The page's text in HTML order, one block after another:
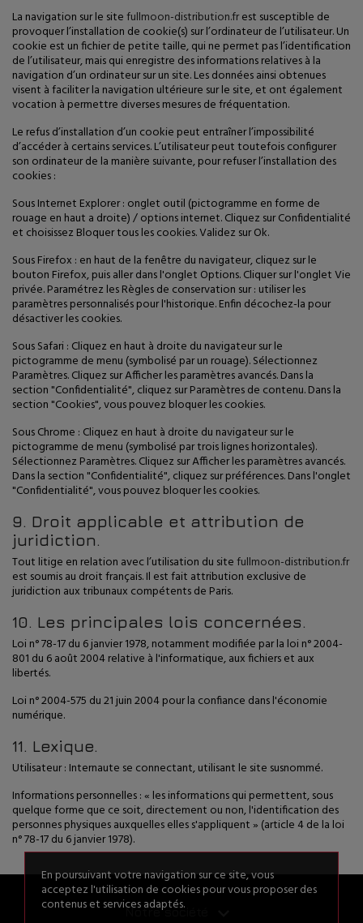
En poursuivant votre navigation sur ce site, vous
acceptez l'utilisation de cookies pour vous proposer des
contenus et services adaptés.
La navigation sur le sitefullmoon-distribution.frest susceptible de
provoquer l’installation de cookie(s) sur l’ordinateur de l’utilisateur. Un
cookie est un fichier de petite taille, qui ne permet pas l’identification
de l’utilisateur, mais qui enregistre des informations relatives à la
navigation d’un ordinateur sur un site. Les données ainsi obtenues
visent à faciliter la navigation ultérieure sur le site, et ont également
vocation à permettre diverses mesures de fréquentation.
Le refus d’installation d’un cookie peut entraîner l’impossibilité
d’accéder à certains services. L’utilisateur peut toutefois configurer
son ordinateur de la manière suivante, pour refuser l’installation des
cookies :
Sous Internet Explorer : onglet outil (pictogramme en forme de
rouage en haut a droite) / options internet. Cliquez sur Confidentialité
et choisissez Bloquer tous les cookies. Validez sur Ok.
Sous Firefox : en haut de la fenêtre du navigateur, cliquez sur le
bouton Firefox, puis aller dans l'onglet Options. Cliquer sur l'onglet Vie
privée. Paramétrez les Règles de conservation sur : utiliser les
paramètres personnalisés pour l'historique. Enfin décochez-la pour
désactiver les cookies.
Sous Safari : Cliquez en haut à droite du navigateur sur le
pictogramme de menu (symbolisé par un rouage). Sélectionnez
Paramètres. Cliquez sur Afficher les paramètres avancés. Dans la
section "Confidentialité", cliquez sur Paramètres de contenu. Dans la
section "Cookies", vous pouvez bloquer les cookies.
Sous Chrome : Cliquez en haut à droite du navigateur sur le
pictogramme de menu (symbolisé par trois lignes horizontales).
Sélectionnez Paramètres. Cliquez sur Afficher les paramètres avancés.
Dans la section "Confidentialité", cliquez sur préférences. Dans l'onglet
"Confidentialité", vous pouvez bloquer les cookies.
9. Droit applicable et attribution de
juridiction.
Tout litige en relation avec l’utilisation du sitefullmoon-distribution.fr
est soumis au droit français. Il est fait attribution exclusive de
juridiction aux tribunaux compétents de Paris.
10. Les principales lois concernées.
Loi n° 78-17 du 6 janvier 1978, notamment modifiée par la loi n° 2004-
801 du 6 août 2004 relative à l'informatique, aux fichiers et aux
libertés.
Loi n° 2004-575 du 21 juin 2004 pour la confiance dans l'économie
numérique.
11. Lexique.
Utilisateur : Internaute se connectant, utilisant le site susnommé.
Informations personnelles : « les informations qui permettent, sous
quelque forme que ce soit, directement ou non, l'identification des
personnes physiques auxquelles elles s'appliquent » (article 4 de la loi
n° 78-17 du 6 janvier 1978).
Notre société